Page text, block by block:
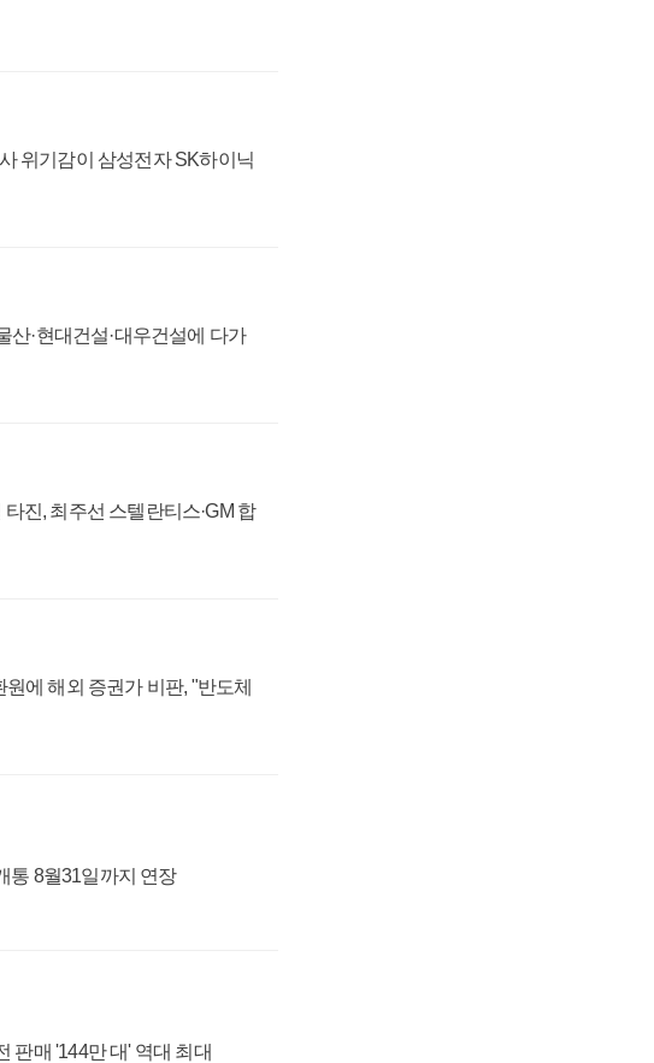
위기감이 삼성전자 SK하이닉
산·현대건설·대우건설에 다가
진, 최주선 스텔란티스·GM 합
에 해외 증권가 비판, "반도체
통 8월31일까지 연장
판매 '144만 대' 역대 최대